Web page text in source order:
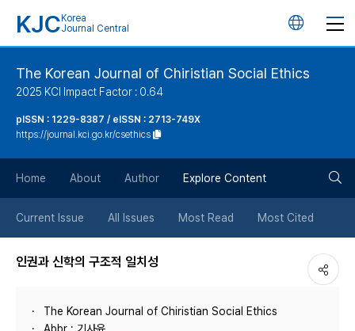
KJC Korea
Journal Central
언
튼
The Korean Journal of Chiristian Social Ethics
2025 KCI Impact Factor : 0.64
pISSN : 1229-8387 / eISSN : 2713-749X
https://journal.kci.go.kr/csethics
Home About Author Explore Content
Current Issue All Issues Most Read Most Cited
인권과 신학의 구조적 일치성
The Korean Journal of Chiristian Social Ethics